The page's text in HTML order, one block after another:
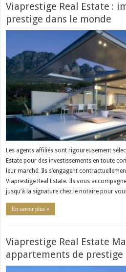
Viaprestige Real Estate :
prestige dans le monde
Les agents affiliés sont rigoureusement
Estate pour des investissements en toute
leur marché. Ils s’engagent
Viaprestige Real Estate. Ils vous
jusqu’à la signature chez le notaire pour
En savoir plus »
Viaprestige Real Estate
appartements de prestige